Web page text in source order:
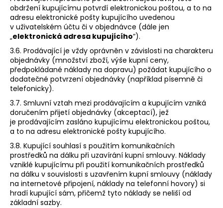
obdržení kupujícímu potvrdí elektronickou poštou, a to na
adresu elektronické pošty kupujícího uvedenou
v uživatelském účtu či v objednávce (dále jen
„elektronická adresa kupujícího“).
3.6. Prodávající je vždy oprávněn v závislosti na charakteru
objednávky (množství zboží, výše kupní ceny,
předpokládané náklady na dopravu) požádat kupujícího o
dodatečné potvrzení objednávky (například písemně či
telefonicky).
3.7. Smluvní vztah mezi prodávajícím a kupujícím vzniká
doručením přijetí objednávky (akceptací), jež
je prodávajícím zasláno kupujícímu elektronickou poštou,
a to na adresu elektronické pošty kupujícího.
3.8. Kupující souhlasí s použitím komunikačních
prostředků na dálku při uzavírání kupní smlouvy. Náklady
vzniklé kupujícímu při použití komunikačních prostředků
na dálku v souvislosti s uzavřením kupní smlouvy (náklady
na internetové připojení, náklady na telefonní hovory) si
hradí kupující sám, přičemž tyto náklady se neliší od
základní sazby.